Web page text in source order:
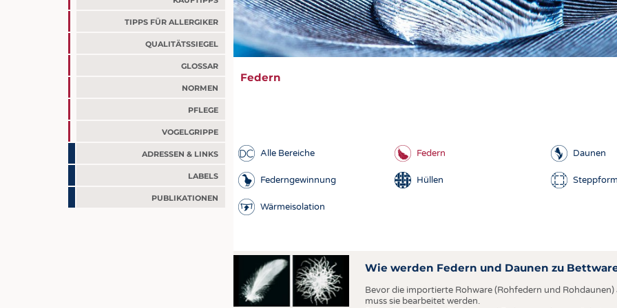
TESTS
TIPPS FÜR ALLERGIKER
QUALITÄTSSIEGEL
GLOSSAR
NORMEN
PFLEGE
VOGELGRIPPE
ADRESSEN & LINKS
LABELS
PUBLIKATIONEN
Federn
Alle Bereiche
Marken / Lizenzen
Volltextsuche
Alle Bereiche Federn Daunen
Federngewinnung Hüllen
Wärmeisolation
Wie werden Federn und Daunen zu
Bevor die importierte Rohware (Rohfedern und
muss sie bearbeitet werden.